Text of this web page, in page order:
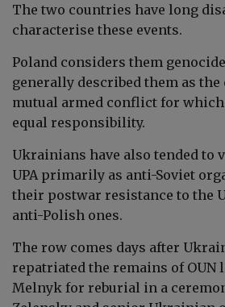
The two countries have long
characterise these events.
Poland considers them
generally described them as the
mutual armed conflict for which
equal responsibility.
Ukrainians have also tended to
UPA primarily as anti-Soviet
their postwar resistance to the
anti-Polish ones.
The row comes days after
repatriated the remains of OUN
Melnyk for reburial in a